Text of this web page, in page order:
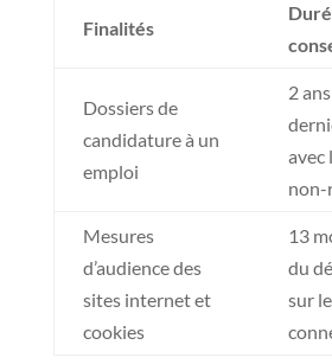
Finalités
Dossiers de
candidature à un
emploi
2
avec
non-
Mesures
d’audience des
sites internet et
cookies
13
du
sur